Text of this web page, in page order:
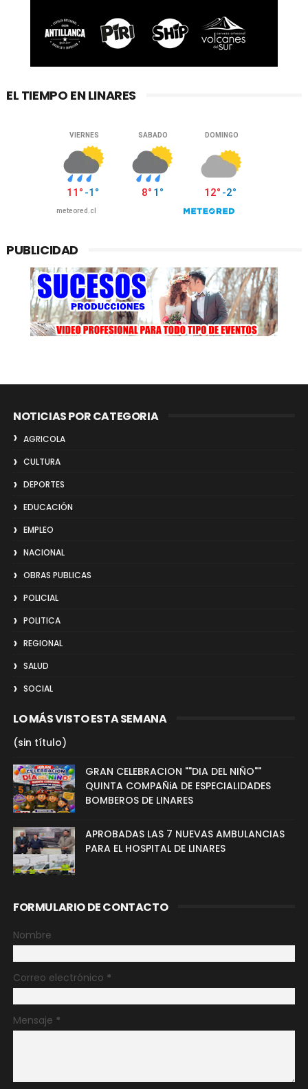
EL TIEMPO EN LINARES
PUBLICIDAD
NOTICIAS POR CATEGORIA
AGRICOLA
CULTURA
DEPORTES
EDUCACIÓN
EMPLEO
NACIONAL
OBRAS PUBLICAS
POLICIAL
POLITICA
REGIONAL
SALUD
SOCIAL
LO MÁS VISTO ESTA SEMANA
(sin título)
GRAN CELEBRACION ""DIA DEL NIÑO""
QUINTA COMPAÑiA DE ESPECIALIDADES
BOMBEROS DE LINARES
APROBADAS LAS 7 NUEVAS AMBULANCIAS
PARA EL HOSPITAL DE LINARES
FORMULARIO DE CONTACTO
Nombre
Correo electrónico *
Mensaje *